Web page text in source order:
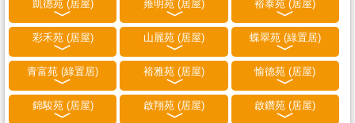
凱德苑 (居屋) 雍明苑 (居屋) 裕泰苑 (居屋)
彩禾苑 (居屋) 山麗苑 (居屋) 蝶翠苑 (綠置居)
青富苑 (綠置居) 裕雅苑 (居屋) 愉德苑 (居屋)
錦駿苑 (居屋) 啟翔苑 (居屋) 啟鑽苑 (居屋)